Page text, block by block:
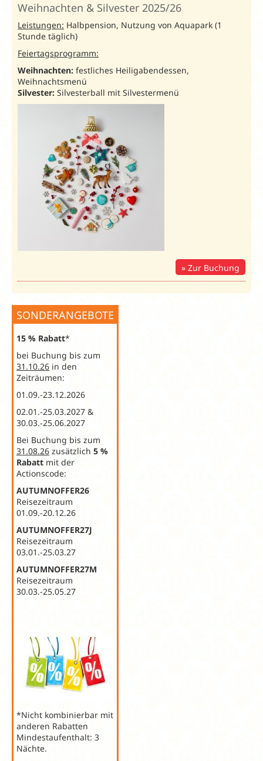
Weihnachten & Silvester 2025/26
Leistungen: Halbpension, Nutzung von Aquapark (1
Stunde täglich)
Feiertagsprogramm:
Weihnachten: festliches Heiligabendessen,
Weihnachtsmenü
Silvester: Silvesterball mit Silvestermenü
Zur Buchung
SONDERANGEBOTE
15 % Rabatt*
bei Buchung bis zum
31.10.26 in den
Zeiträumen:
01.09.-23.12.2026
02.01.-25.03.2027 &
30.03.-25.06.2027
Bei Buchung bis zum
31.08.26 zusätzlich 5 %
Rabatt mit der
Actionscode:
AUTUMNOFFER26
Reisezeitraum
01.09.-20.12.26
AUTUMNOFFER27J
Reisezeitraum
03.01.-25.03.27
AUTUMNOFFER27M
Reisezeitraum
30.03.-25.05.27
*Nicht kombinierbar mit
anderen Rabatten
Mindestaufenthalt: 3
Nächte.